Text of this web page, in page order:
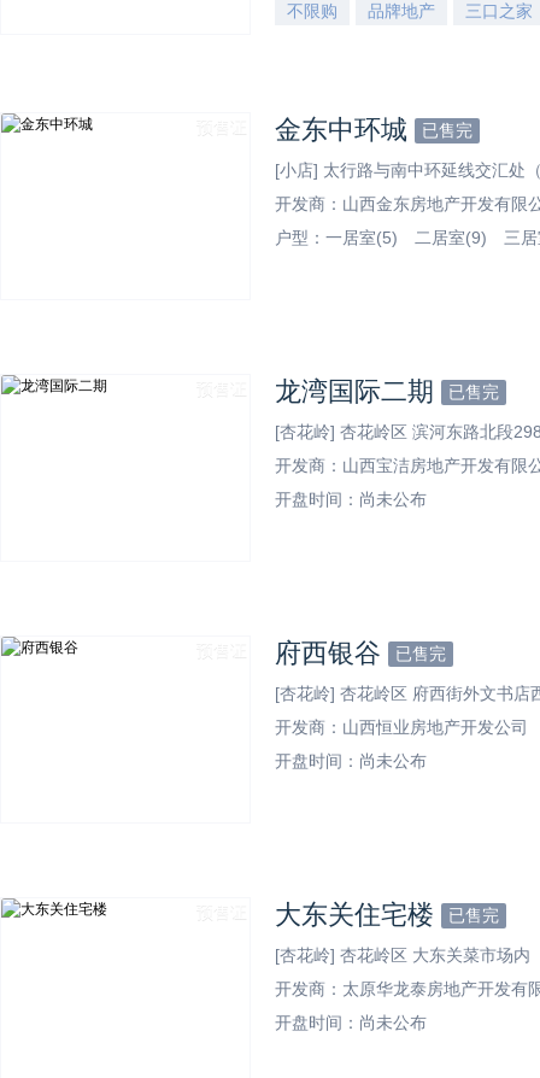
不限购
品牌地产 三口之家
金东中环城 已售完
[小店] 太行路与南中环延线交汇处
开发商：山西金东房地产开发有限
户型： 一居室(5) 二居室(9) 三
龙湾国际二期 已售完
[杏花岭] 杏花岭区 滨河东路北段
开发商：山西宝洁房地产开发有限
开盘时间：尚未公布
府西银谷 已售完
[杏花岭] 杏花岭区 府西街外文书店
开发商：山西恒业房地产开发公司
开盘时间：尚未公布
大东关住宅楼 已售完
[杏花岭] 杏花岭区 大东关菜市场内
开发商：太原华龙泰房地产开发有
开盘时间：尚未公布